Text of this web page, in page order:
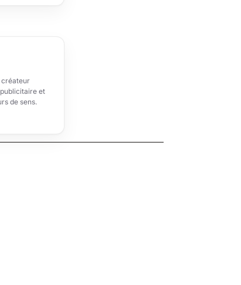
créateur
et
de sens.